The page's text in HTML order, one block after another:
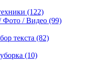
(122)
Фото / Видео (99)
текста (82)
(10)